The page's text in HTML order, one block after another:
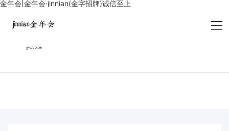
金年会|金年会·jinnian(金字招牌)诚信至上